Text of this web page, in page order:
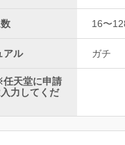
16〜
アル ガチ
天堂に申請
力してくだ